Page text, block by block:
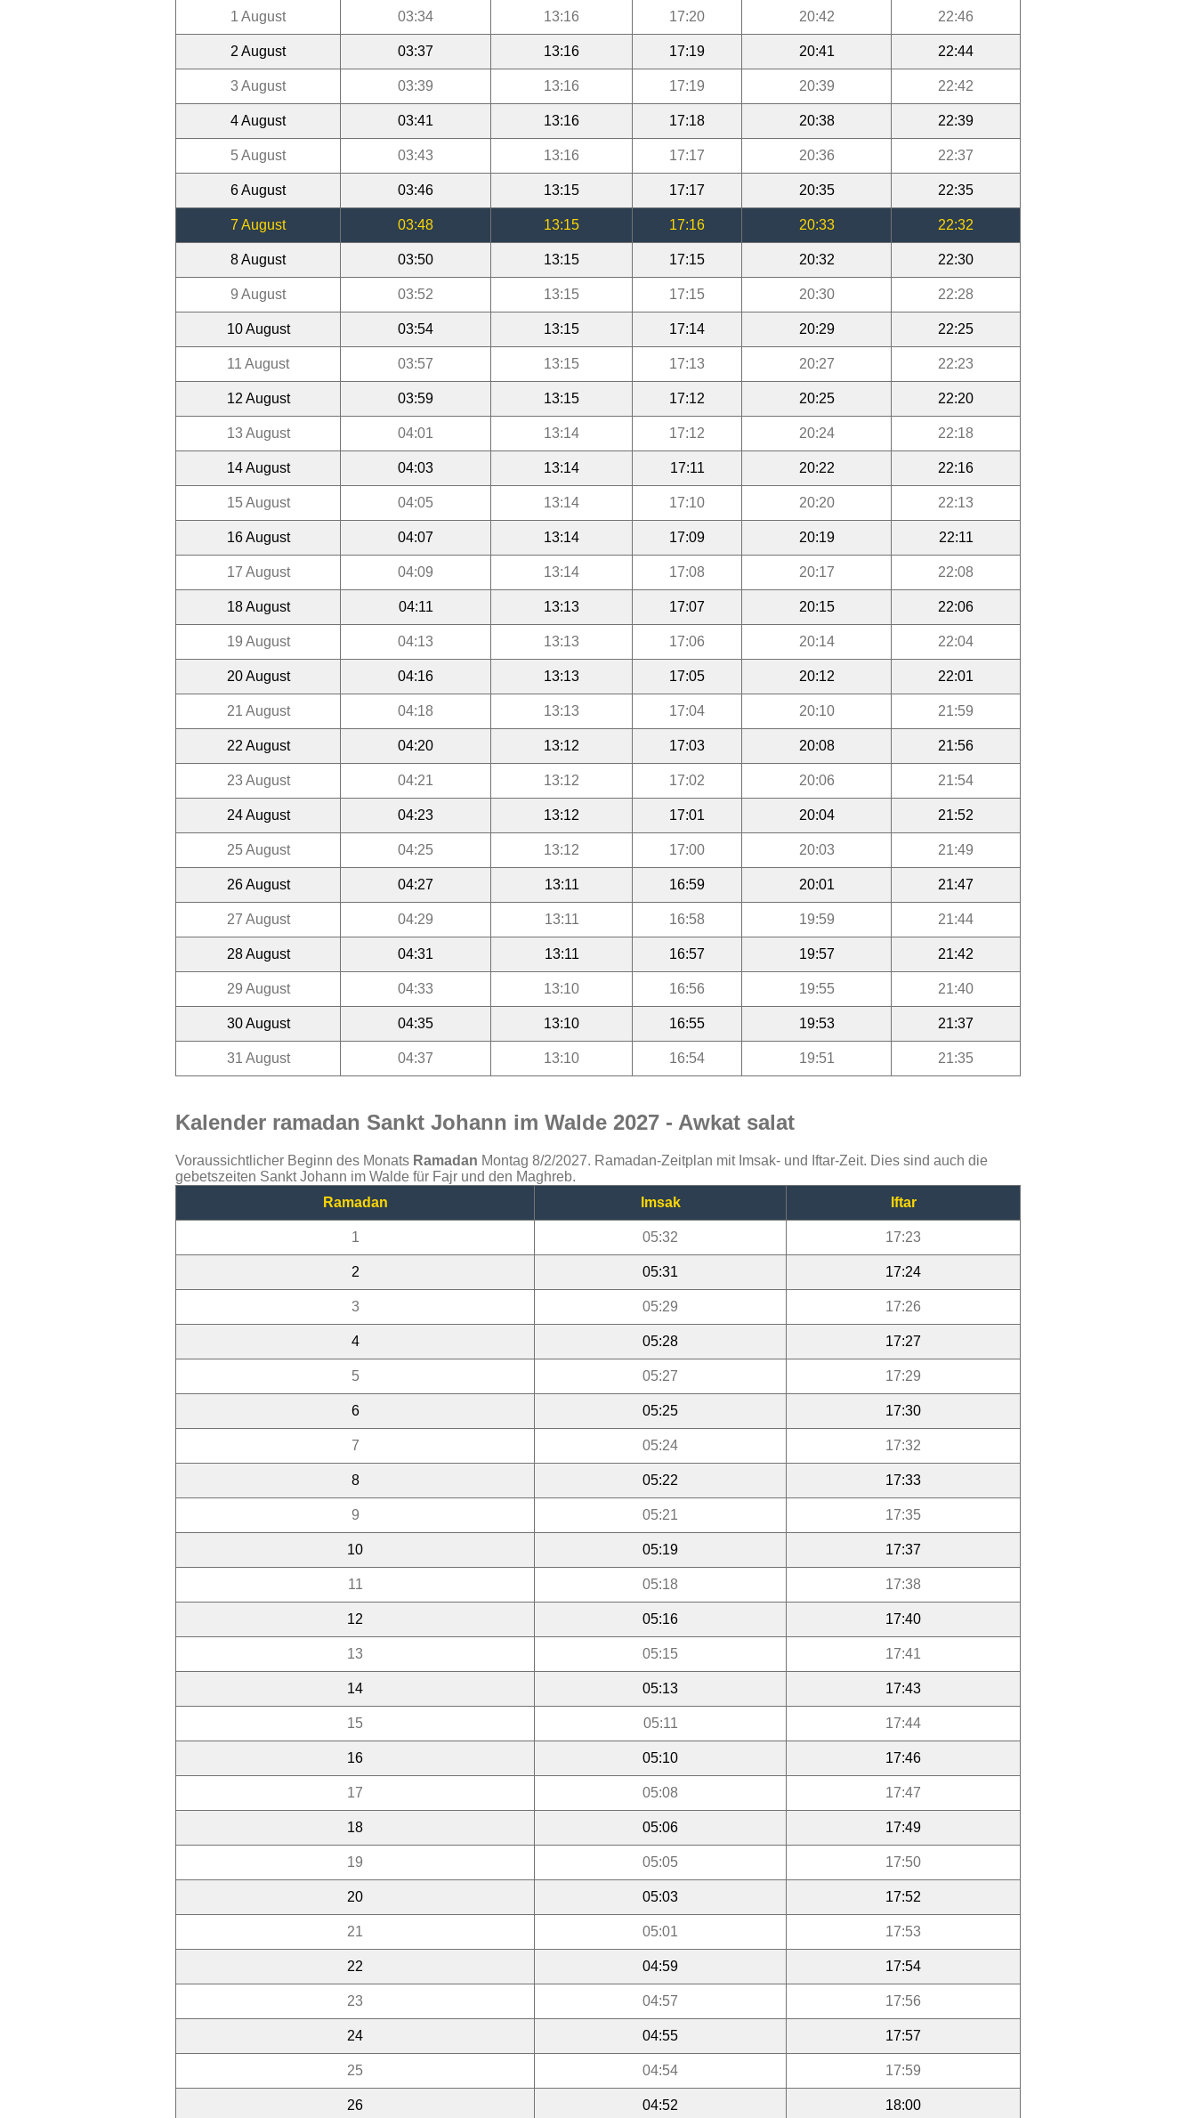
1 August 03:34 13:16 17:20 20:42 22:46
2 August 03:37 13:16 17:19 20:41 22:44
3 August 03:39 13:16 17:19 20:39 22:42
4 August 03:41 13:16 17:18 20:38 22:39
5 August 03:43 13:16 17:17 20:36 22:37
6 August 03:46 13:15 17:17 20:35 22:35
7 August 03:48 13:15 17:16 20:33 22:32
8 August 03:50 13:15 17:15 20:32 22:30
9 August 03:52 13:15 17:15 20:30 22:28
10 August 03:54 13:15 17:14 20:29 22:25
11 August 03:57 13:15 17:13 20:27 22:23
12 August 03:59 13:15 17:12 20:25 22:20
13 August 04:01 13:14 17:12 20:24 22:18
14 August 04:03 13:14 17:11 20:22 22:16
15 August 04:05 13:14 17:10 20:20 22:13
16 August 04:07 13:14 17:09 20:19 22:11
17 August 04:09 13:14 17:08 20:17 22:08
18 August 04:11 13:13 17:07 20:15 22:06
19 August 04:13 13:13 17:06 20:14 22:04
20 August 04:16 13:13 17:05 20:12 22:01
21 August 04:18 13:13 17:04 20:10 21:59
22 August 04:20 13:12 17:03 20:08 21:56
23 August 04:21 13:12 17:02 20:06 21:54
24 August 04:23 13:12 17:01 20:04 21:52
25 August 04:25 13:12 17:00 20:03 21:49
26 August 04:27 13:11 16:59 20:01 21:47
27 August 04:29 13:11 16:58 19:59 21:44
28 August 04:31 13:11 16:57 19:57 21:42
29 August 04:33 13:10 16:56 19:55 21:40
30 August 04:35 13:10 16:55 19:53 21:37
31 August 04:37 13:10 16:54 19:51 21:35
Kalender ramadan Sankt Johann im Walde 2027 - Awkat salat
Voraussichtlicher Beginn des Monats Ramadan Montag 8/2/2027. Ramadan-Zeitplan mit Imsak- und Iftar-Zeit. Dies sind auch die
gebetszeiten Sankt Johann im Walde für Fajr und den Maghreb.
Ramadan
Imsak Iftar
1 05:32 17:23
2 05:31 17:24
3 05:29 17:26
4 05:28 17:27
5 05:27 17:29
6 05:25 17:30
7 05:24 17:32
8 05:22 17:33
9 05:21 17:35
10 05:19 17:37
11 05:18 17:38
12 05:16 17:40
13 05:15 17:41
14 05:13 17:43
15 05:11 17:44
16 05:10 17:46
17 05:08 17:47
18 05:06 17:49
19 05:05 17:50
20 05:03 17:52
21 05:01 17:53
22 04:59 17:54
23 04:57 17:56
24 04:55 17:57
25 04:54 17:59
26 04:52 18:00